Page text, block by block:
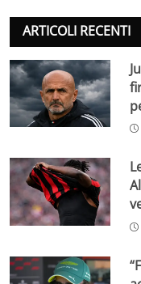
ARTICOLI RECENTI